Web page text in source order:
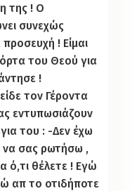
της ! Ο
συνεχώς
! Είμαι
του Θεού για
!
τον Γέροντα
εντυπωσιάζουν
του : -Δεν έχω
να σας ρωτήσω ,
ό,τι θέλετε ! Εγώ
απ το οτιδήποτε